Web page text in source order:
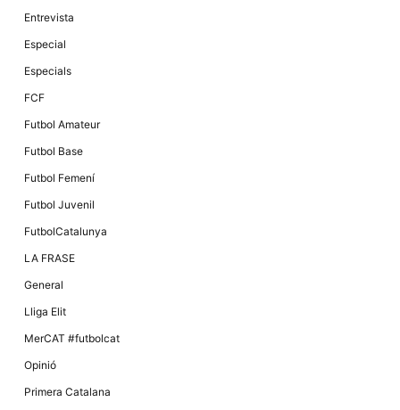
Entrevista
Especial
Especials
FCF
Futbol Amateur
Futbol Base
Futbol Femení
Futbol Juvenil
FutbolCatalunya
LA FRASE
General
Lliga Elit
MerCAT #futbolcat
Opinió
Primera Catalana